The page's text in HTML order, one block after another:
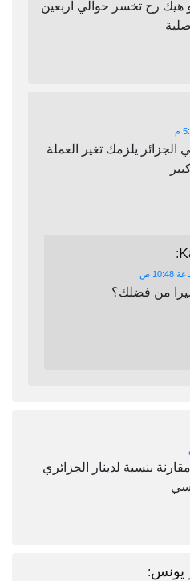
رح تخسر حوالي اربعين
يلزمك تغير العملة
:
من فضلك؟
بنسبة لدينار الجزائري
يونس: